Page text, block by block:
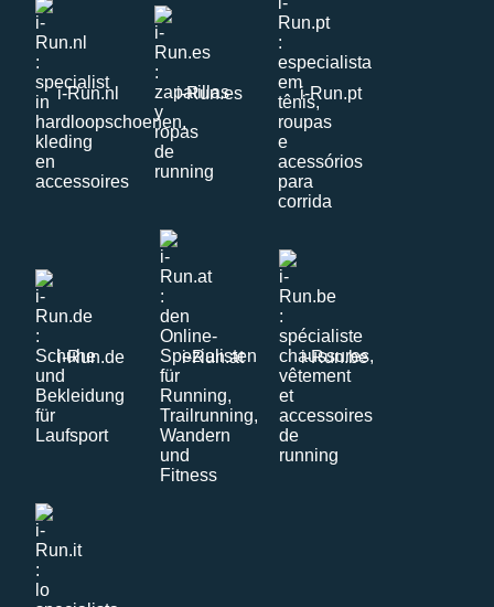
i-Run.nl i-Run.es i-Run.pt
i-Run.de i-Run.at i-Run.be